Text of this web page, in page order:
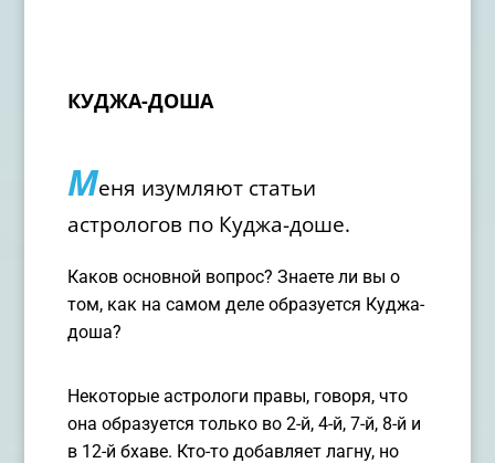
КУДЖА-ДОША
Меня изумляют статьи
астрологов по Куджа-доше.
Каков основной вопрос? Знаете ли вы о
том, как на самом деле образуется Куджа-
доша?
Некоторые астрологи правы, говоря, что
она образуется только во 2-й, 4-й, 7-й, 8-й и
в 12-й бхаве. Кто-то добавляет лагну, но